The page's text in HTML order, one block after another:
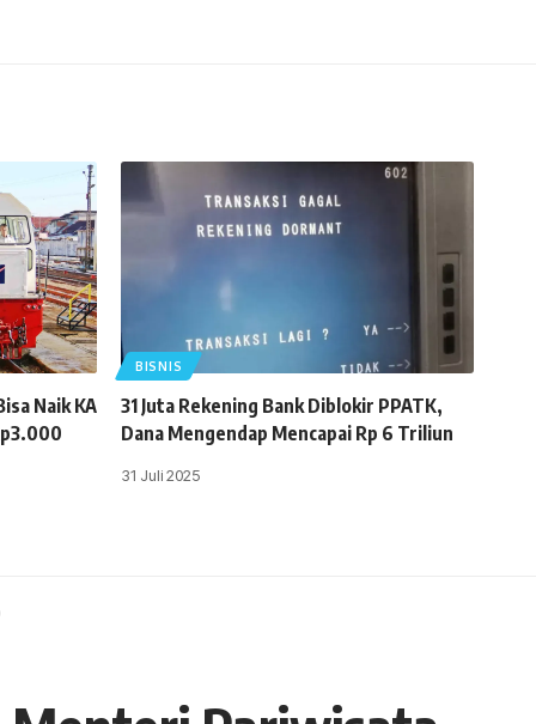
Naik KA
BISNIS
31 Juta Rekening Bank Diblokir PPATK,
Dana Mengendap Mencapai Rp 6 Triliun
31 Juli 2025